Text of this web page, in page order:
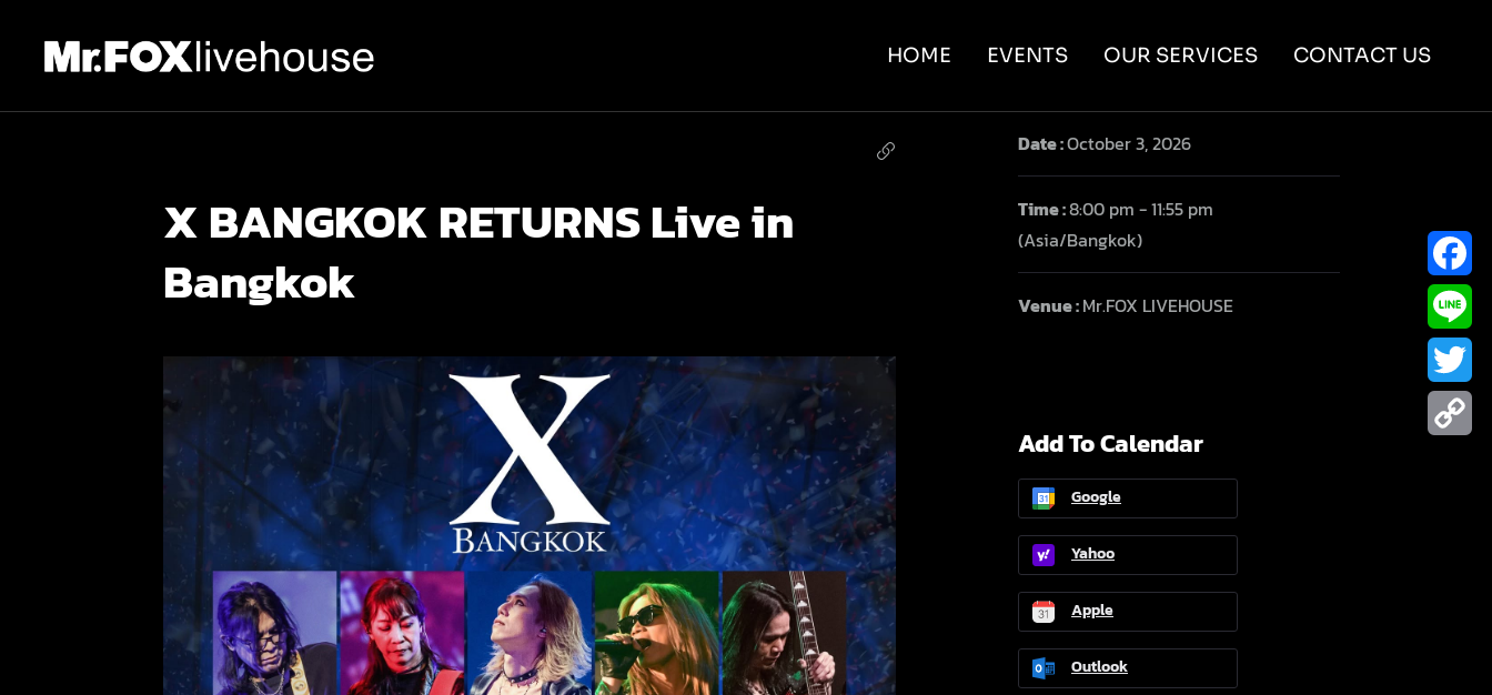
HOME EVENTS OUR SERVICES CONTACT US
X BANGKOK RETURNS Live in
Bangkok
Date :October 3, 2026
Time :8:00 pm - 11:55 pm
(Asia/Bangkok)
Venue :Mr.FOX LIVEHOUSE
Add To Calendar
Google
Yahoo
Apple
Outlook
Line
Twitter